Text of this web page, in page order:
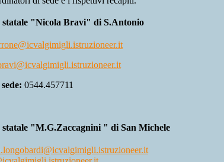
statale "Nicola Bravi" di S.Antonio
0544.457711
statale "M.G.Zaccagnini " di San Michele